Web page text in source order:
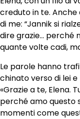
creduto in te.
di me: “Jannik si
dire grazie… perché
quante volte cadi,
Le parole hanno
chinato verso di lei
«Grazie a te, Elena.
perché amo questo
momenti come